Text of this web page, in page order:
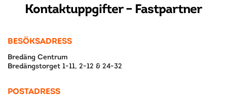
Kontaktuppgifter – Fastpartner
BESÖKSADRESS
Bredäng Centrum
Bredängstorget 1-11, 2-12 & 24-32
POSTADRESS